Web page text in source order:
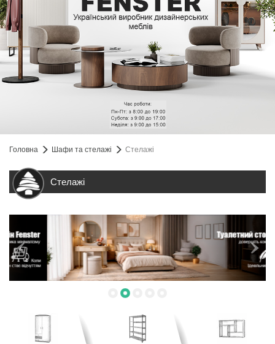
Головна Шафи та стелажі Стелажі
Стелажі